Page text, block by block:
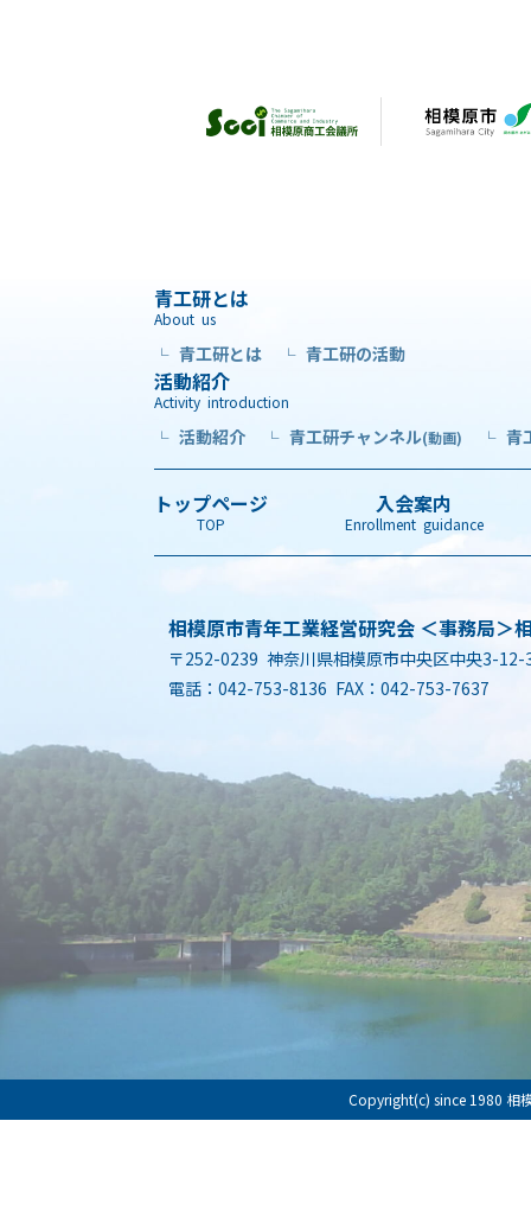
青工研とは
About us
└ 青工研とは └ 青工研の活動
活動紹介
Activity introduction
└ 活動紹介 └ 青工研チャンネル(動画) └ 青
トップページ
TOP
入会案内
Enrollment guidance
相模原市青年工業経営研究会 ＜事務局＞
〒252-0239 神奈川県相模原市中央区中央3-12-
電話：042-753-8136 FAX：042-753-7637
Copyright(c) since 1980 相